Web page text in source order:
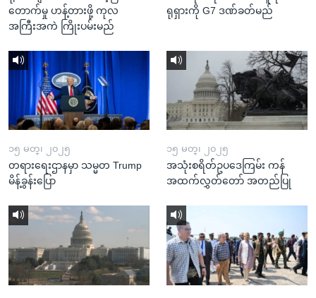
တောက်မှု ဟန့်တားဖို့ ကုလ
အကြီးအကဲ ကြိုးပမ်းမည်
ရုရှားကို G7 ဒဏ်ခတ်မည်
၁၅ မတ္၊ ၂၀၂၅
တရားရေးဌာနမှာ သမ္မတ Trump
မိန့်ခွန်းပြော
၁၅ မတ္၊ ၂၀၂၅
အသုံးစရိတ်ဥပဒေကြမ်း ကန်
အထက်လွှတ်တော် အတည်ပြု